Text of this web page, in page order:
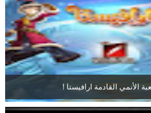
الأنمي القادمة ارافيستا !